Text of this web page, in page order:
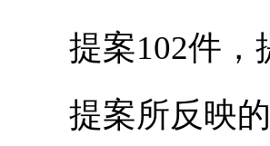
提案102件，
提案所反映